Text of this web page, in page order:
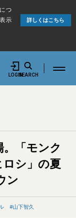
つ
示
詳しくはこちら
LOGINSEARCH
「モンク
ロシ」の夏
ン
山下智久